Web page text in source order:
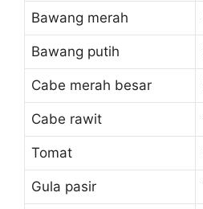
Bawang merah
Bawang putih
Cabe merah besar
Cabe rawit
Tomat
Gula pasir